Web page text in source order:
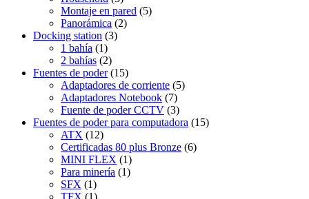
Montaje en pared (5)
Panorámica (2)
Docking station (3)
1 bahía (1)
2 bahías (2)
Fuentes de poder (15)
Adaptadores de corriente (5)
Adaptadores Notebook (7)
Fuente de poder CCTV (3)
Fuentes de poder para computadora (15)
ATX (12)
Certificadas 80 plus Bronze (6)
MINI FLEX (1)
Para minería (1)
SFX (1)
TFX (1)